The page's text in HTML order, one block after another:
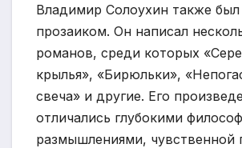
Владимир Солоухин также
прозаиком. Он написал
романов, среди которых
крылья», «Бирюльки»,
свеча» и другие. Его
отличались глубокими
размышлениями, чувственной